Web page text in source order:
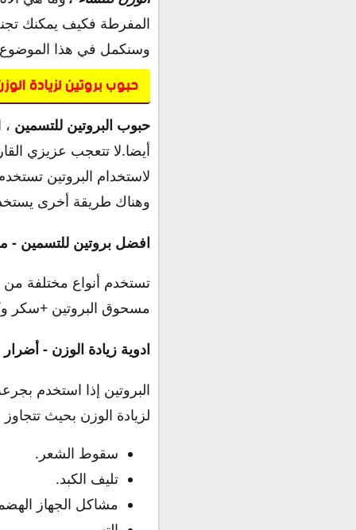
المفرطة فكيف يمكنك تجنب
وسنكمل في هذا
حبوب بروتين لزيادة
حبوب البروتين للتسمين
أيضا.لا تتعجب عزيزي
لاستخدام البروتين
وهناك طريقة أخرى
افضل بروتين للتسمين -
تستخدم أنواع مختلفة
مسحوق البروتين +سكر
ادوية زيادة الوزن -
البروتين إذا استخدم
لزيادة الوزن بحيث تتجاوز جرعة البروتين عن 30 جرام
سقوط الشعر.
تليف الكبد.
مشاكل الجهاز